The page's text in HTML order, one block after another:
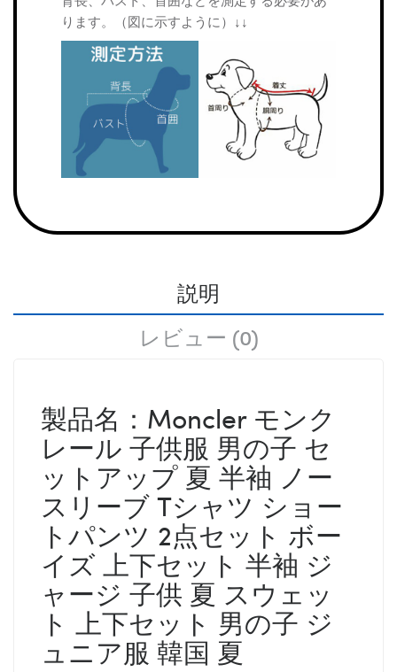
ります。（図に示すように）↓↓
説明
レビュー (0)
製品名：Moncler モンク
レール 子供服 男の子 セ
ットアップ 夏 半袖 ノー
スリーブ Tシャツ ショー
トパンツ 2点セット ボー
イズ 上下セット 半袖 ジ
ャージ 子供 夏 スウェッ
ト 上下セット 男の子 ジ
ュニア服 韓国 夏